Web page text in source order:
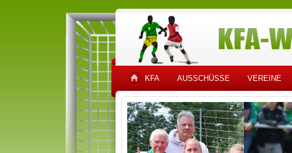
KFA AUSSCHÜSSE VEREINE